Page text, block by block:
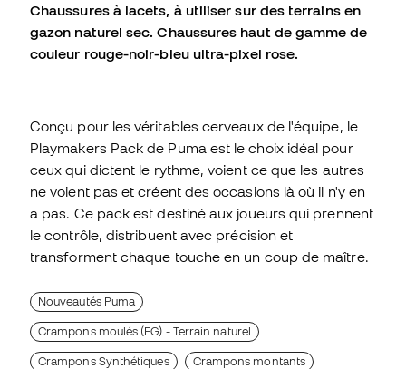
Chaussures à lacets, à utiliser sur des terrains en
gazon naturel sec. Chaussures haut de gamme de
couleur rouge-noir-bleu ultra-pixel rose.
Conçu pour les véritables cerveaux de l'équipe, le
Playmakers Pack de Puma est le choix idéal pour
ceux qui dictent le rythme, voient ce que les autres
ne voient pas et créent des occasions là où il n'y en
a pas. Ce pack est destiné aux joueurs qui prennent
le contrôle, distribuent avec précision et
transforment chaque touche en un coup de maître.
Nouveautés Puma
Crampons moulés (FG) - Terrain naturel
Crampons Synthétiques Crampons montants